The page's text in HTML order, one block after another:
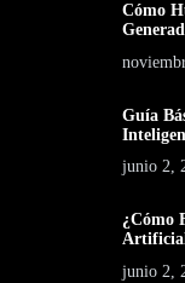
Cómo
Guía
junio 2,
¿Cómo
junio 2,